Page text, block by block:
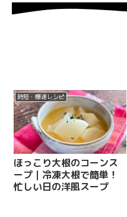
時短・爆速レシピ
ほっこり大根のコーンス
ープ｜冷凍大根で簡単！
忙しい日の洋風スープ